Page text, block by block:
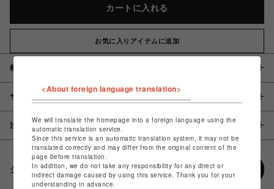
カートに入れる
お気に入りアイテムに追加
概要
サイズ
注意事項
シェアする
<About foreign language translation>
We will translate the homepage into a foreign language using the
automatic translation service.
Since this service is an automatic translation system, it may not be
translated correctly and may differ from the original content of the
page before translation.
In addition, we do not take any responsibility for any direct or
indirect damage caused by using this service. Thank you for your
understanding in advance.